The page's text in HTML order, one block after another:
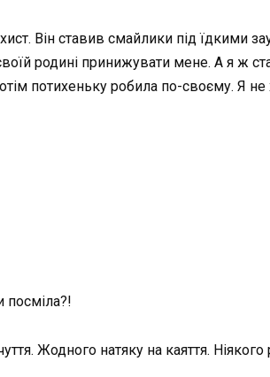
Він ставив смайлики під їдкими
родині принижувати мене. А я ж
потихеньку робила по-своєму. Я не
посміла?!
Жодного натяку на каяття. Ніякого